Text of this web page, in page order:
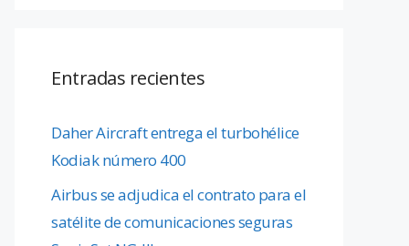
Entradas recientes
Daher Aircraft entrega el turbohélice
Kodiak número 400
Airbus se adjudica el contrato para el
satélite de comunicaciones seguras